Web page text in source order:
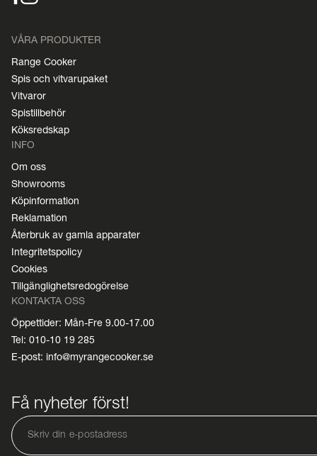
VÅRA PRODUKTER
Range Cooker
Spis och vitvarupaket
Vitvaror
Spistillbehör
Köksredskap
INFO
Om oss
Showrooms
Köpinformation
Reklamation
Återbruk av gamla apparater
Integritetspolicy
Cookies
Tillgänglighetsredogörelse
KONTAKTA OSS
Öppettider: Mån-Fre 9.00-17.00
Tel: 010-10 19 285
E-post: info@myrangecooker.se
Få nyheter först!